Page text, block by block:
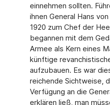
einnehmen sollten.
ihnen General Hans
1920 zum Chef der
begannen mit dem
Armee als Kern eines
künftige
aufzubauen. Es war
reichende Sichtweise,
Verfügung an die
erklären ließ, man